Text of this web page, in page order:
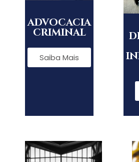
ADVOCACIA
CRIMINAL
Saiba Mais